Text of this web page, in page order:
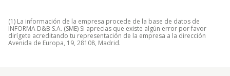
(1) La información de la empresa procede de la base de datos de
INFORMA D&B S.A. (SME) Si aprecias que existe algún error por favor
dirígete acreditando tu representación de la empresa a la dirección
Avenida de Europa, 19, 28108, Madrid.